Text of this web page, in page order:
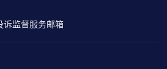
诉监督服务邮箱